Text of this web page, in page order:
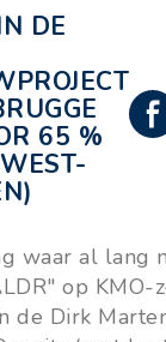
DE
65 %
waar al lang
op KMO-
de Dirk